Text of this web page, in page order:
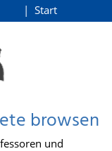
Start
browsen
und